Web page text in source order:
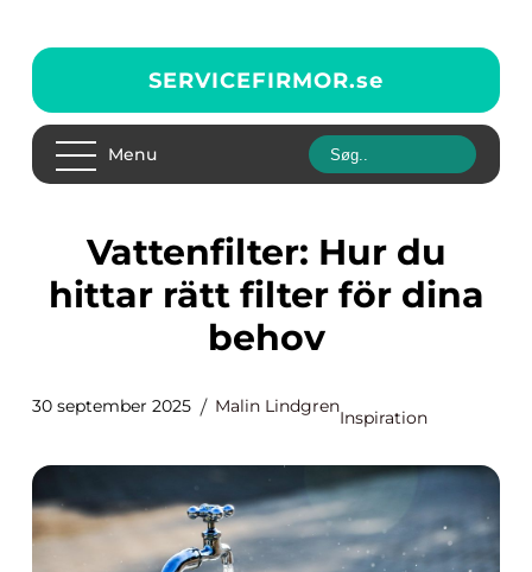
SERVICEFIRMOR.se
Menu
Vattenfilter: Hur du
hittar rätt filter för dina
behov
30 september 2025 Malin Lindgren
Inspiration